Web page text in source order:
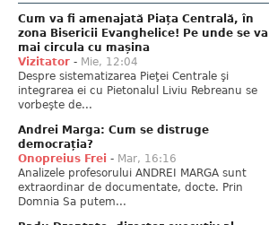
Cum va fi amenajată Piața Centrală, în
zona Bisericii Evanghelice! Pe unde se va
mai circula cu mașina
Vizitator - Mie, 12:04
Despre sistematizarea Pieţei Centrale şi
integrarea ei cu Pietonalul Liviu Rebreanu se
vorbeşte de...
Andrei Marga: Cum se distruge
democrația?
Onopreius Frei - Mar, 16:16
Analizele profesorului ANDREI MARGA sunt
extraordinar de documentate, docte. Prin
Domnia Sa putem...